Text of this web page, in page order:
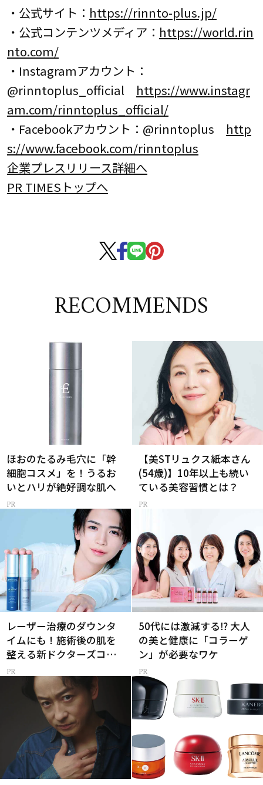
・公式サイト： https://rinnto-plus.jp/
・公式コンテンツメディア： https://world.rin
nto.com/
・Instagramアカウント：
@rinntoplus_official https://www.instagr
am.com/rinntoplus_official/
・Facebookアカウント：@rinntoplus http
s://www.facebook.com/rinntoplus
企業プレスリリース詳細へ
PR TIMESトップへ
RECOMMENDS
ほおのたるみ毛穴に「幹
細胞コスメ」を！うるお
いとハリが絶好調な肌へ
【美STリュクス紙本さん
(54歳)】10年以上も続い
ている美容習慣とは？
レーザー治療のダウンタ
イムにも！施術後の肌を
整える新ドクターズコス
メ
50代には激減する⁉ 大人
の美と健康に「コラーゲ
ン」が必要なワケ